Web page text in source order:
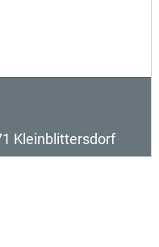
Kleinblittersdorf